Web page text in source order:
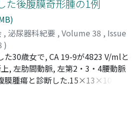
疾患別の血漿中EGF濃度は, 腎不全
立腺癌(P<0.05)で低下をみた.6)腎
べて低値で, 腫瘍摘除前後で比較し
い症例では, 術後, EGFレベルが回
た後腹膜奇形腫の1例
, 泌尿器科紀要 , Volume 38 , Issue
)
;染矢, 克己;金澤, 利直;岩井, 謙仁;
Keiichi;Kamikawa, Sadanori;
Toshinao;Iwai, Yoshihito
30歳女で, CA 19-9が4823 V/mlと
, 左肋間動脈, 左第2・3・4腰動脈
膜腫瘍と診断した.15×13×10 cm,
組織学的に成熟奇形腫と診断され